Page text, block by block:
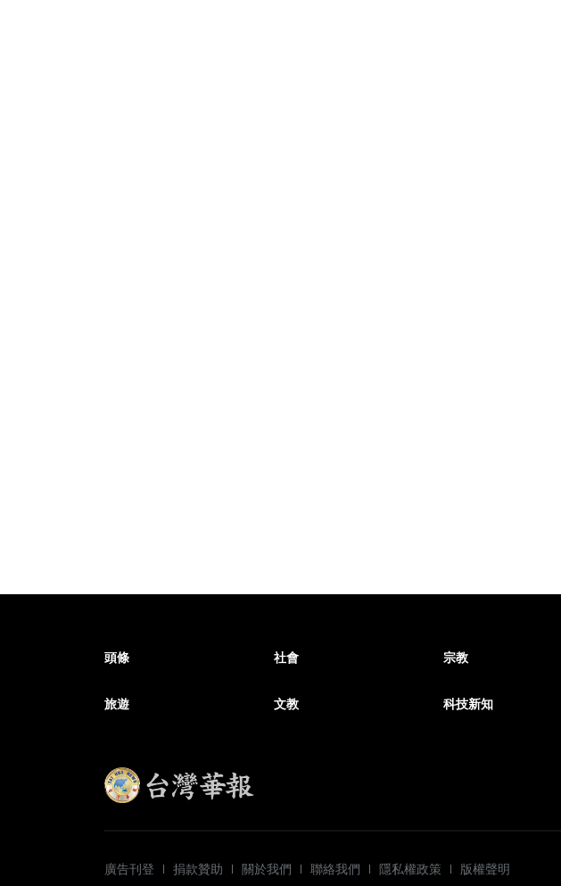
頭條 社會 宗教
旅遊 文教 科技新知
廣告刊登 捐款贊助 關於我們 聯絡我們 隱私權政策 版權聲明